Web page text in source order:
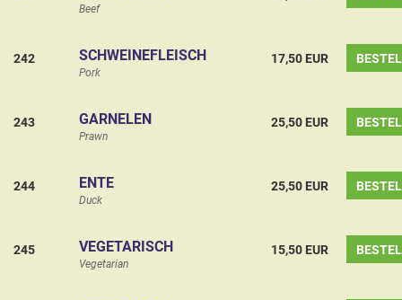
Beef
242 SCHWEINEFLEISCH
Pork
17,50 EUR
243 GARNELEN
Prawn
25,50 EUR
244 ENTE
Duck
25,50 EUR
245 VEGETARISCH
Vegetarian
15,50 EUR